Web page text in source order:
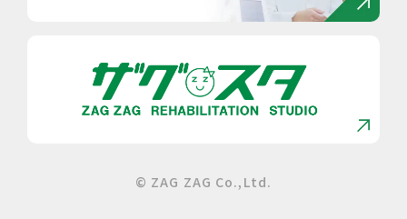
© ZAG ZAG Co.,Ltd.